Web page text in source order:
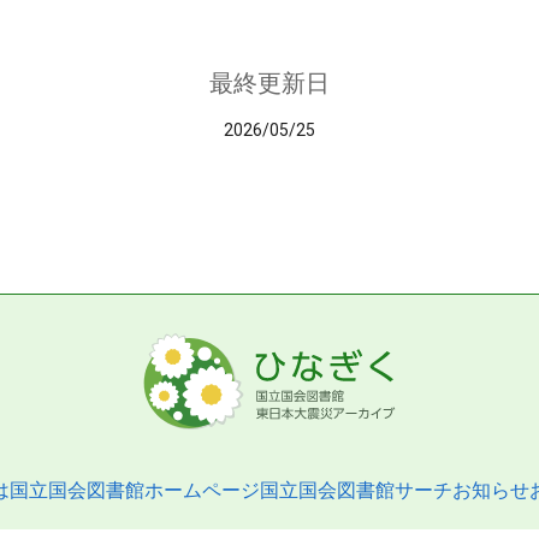
最終更新日
2026/05/25
国立国会図書館ホームページ国立国会図書館サーチお知らせ